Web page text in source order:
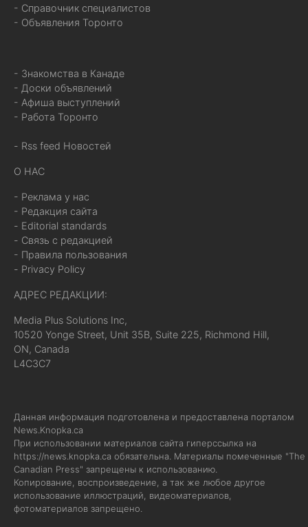
- Справочник специалистов
- Объявления Торонто
- Знакомства в Канаде
- Доски объявлений
- Афиша выступлений
- Работа Торонто
- Rss feed Новостей
О НАС
- Реклама у нас
- Редакция сайта
- Editorial standards
- Связь с редакцией
- Правила пользования
- Privacy Policy
АДРЕС РЕДАКЦИИ:
Media Plus Solutions Inc,
10520 Yonge Street, Unit 35B, Suite 225, Richmond Hill,
ON, Canada
L4C3C7
Данная информация подготовлена и предоставлена порталом
News.Knopka.ca
При использовании материалов сайта гиперссылка на
https://news.knopka.ca обязательна. Материалы помеченные "The
Canadian Press" запрещены к использованию.
Копирование, воспроизведение, а так же любое другое
использование иллюстраций, видеоматериалов,
фотоматериалов запрещено.